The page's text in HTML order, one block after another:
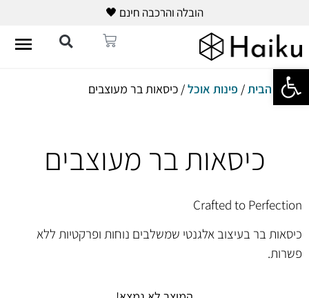
הובלה והרכבה חינם 🖤
עמוד הבית/ פינות אוכל/ כיסאות בר מעוצבים
כיסאות בר מעוצבים
Crafted to Perfection
כיסאות בר בעיצוב אלגנטי שמשלבים נוחות ופרקטיות ללא
פשרות.
פתח סרגל נגישות